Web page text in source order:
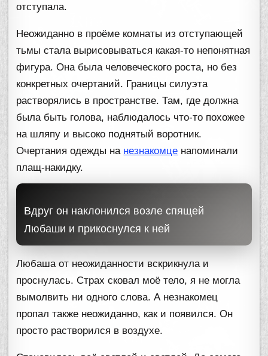
отступала.
Неожиданно в проёме комнаты из отступающей
тьмы стала вырисовываться какая-то непонятная
фигура. Она была человеческого роста, но без
конкретных очертаний. Границы силуэта
растворялись в пространстве. Там, где должна
была быть голова, наблюдалось что-то похожее
на шляпу и высоко поднятый воротник.
Очертания одежды на незнакомце напоминали
плащ-накидку.
Вдруг он наклонился возле спящей
Любаши и прикоснулся к ней
Любаша от неожиданности вскрикнула и
проснулась. Страх сковал моё тело, я не могла
вымолвить ни одного слова. А незнакомец
пропал также неожиданно, как и появился. Он
просто растворился в воздухе.